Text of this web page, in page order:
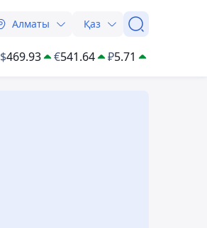
Алматы Қаз
$469.93 €541.64 ₽5.71